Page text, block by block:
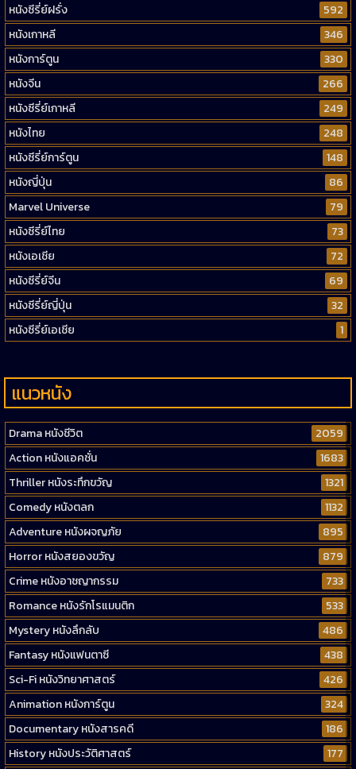
หนังซีรี่ย์ฝรั่ง
592
หนังเกาหลี
346
หนังการ์ตูน
330
หนังจีน
266
หนังซีรี่ย์เกาหลี
249
หนังไทย
248
หนังซีรี่ย์การ์ตูน
148
หนังญี่ปุ่น
86
Marvel Universe
79
หนังซีรี่ย์ไทย
73
หนังเอเชีย
72
หนังซีรี่ย์จีน
69
หนังซีรี่ย์ญี่ปุ่น
32
หนังซีรี่ย์เอเชีย
1
แนวหนัง
Drama หนังชีวิต
2059
Action หนังแอคชั่น
1683
Thriller หนังระทึกขวัญ
1321
Comedy หนังตลก
1132
Adventure หนังผจญภัย
895
Horror หนังสยองขวัญ
879
Crime หนังอาชญากรรม
733
Romance หนังรักโรแมนติก
533
Mystery หนังลึกลับ
486
Fantasy หนังแฟนตาซี
438
Sci-Fi หนังวิทยาศาสตร์
426
Animation หนังการ์ตูน
324
Documentary หนังสารคดี
186
History หนังประวัติศาสตร์
177